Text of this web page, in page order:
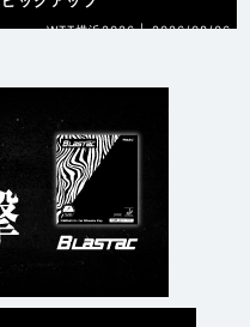
WTT横浜2026 | 2026/08/06